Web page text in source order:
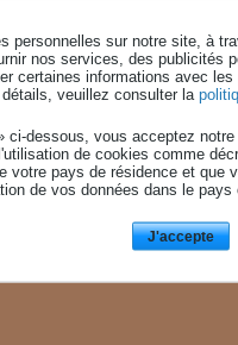
personnelles sur notre site, à
nos services, des publicités
certaines informations avec
veuillez consulter la
ci-dessous, vous acceptez notre
de cookies comme
votre pays de résidence et
de vos données dans le pays
J'accepte